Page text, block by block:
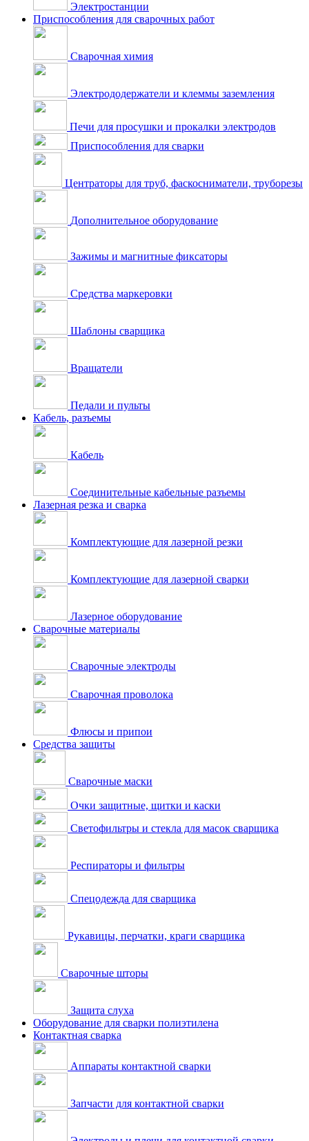
Электростанции
Приспособления для сварочных работ
Сварочная химия
Электрододержатели и клеммы заземления
Печи для просушки и прокалки электродов
Приспособления для сварки
Центраторы для труб, фаскосниматели, труборезы
Дополнительное оборудование
Зажимы и магнитные фиксаторы
Средства маркеровки
Шаблоны сварщика
Вращатели
Педали и пульты
Кабель, разъемы
Кабель
Соединительные кабельные разъемы
Лазерная резка и сварка
Комплектующие для лазерной резки
Комплектующие для лазерной сварки
Лазерное оборудование
Сварочные материалы
Сварочные электроды
Сварочная проволока
Флюсы и припои
Средства защиты
Сварочные маски
Очки защитные, щитки и каски
Светофильтры и стекла для масок сварщика
Респираторы и фильтры
Спецодежда для сварщика
Рукавицы, перчатки, краги сварщика
Сварочные шторы
Защита слуха
Оборудование для сварки полиэтилена
Контактная сварка
Аппараты контактной сварки
Запчасти для контактной сварки